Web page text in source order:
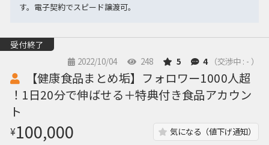
す。電子契約でスピード譲渡可。
受付終了
2022/10/04
248 5 4 （交渉中 : - ）
【健康食品まとめ垢】フォロワー1000人超
！1日20分で伸ばせる＋特典付き食品アカウン
ト
¥100,000 気になる（値下げ通知）